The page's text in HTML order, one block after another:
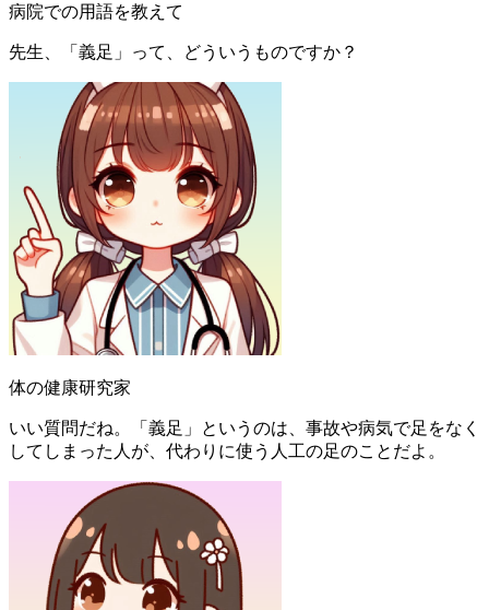
病院での用語を教えて
先生、「義足」って、どういうものですか？
体の健康研究家
いい質問だね。「義足」というのは、事故や病気で足をなく
してしまった人が、代わりに使う人工の足のことだよ。